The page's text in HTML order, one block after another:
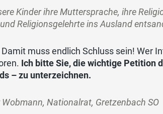
Kinder ihre Muttersprache, ihre
Religionsgelehrte ins Ausland
Damit muss endlich Schluss sein! Wer
Ich bitte Sie, die wichtige Petition
– zu unterzeichnen.
Nationalrat, Gretzenbach SO